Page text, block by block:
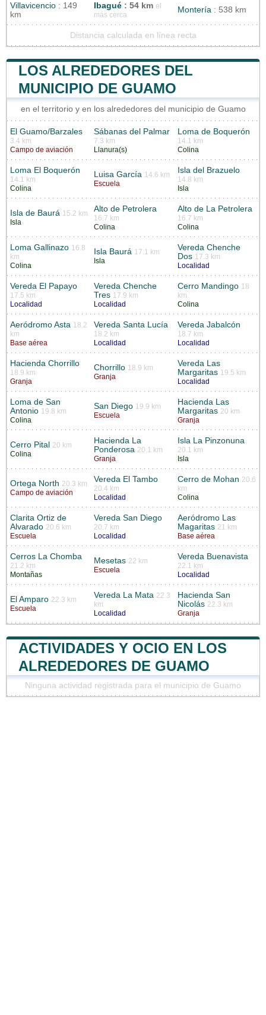
Villavicencio : 149
km
Ibagué : 54 km el
más cerca
Montería : 538 km
Distancia calculada en línea recta
LOS ALREDEDORES DEL
MUNICIPIO DE GUAMO
en el territorio y en los alrededores del municipio de Guamo
El Guamo/Barzales
3.4 km
Campo de aviación
Sábanas del Palmar
7.3 km
Llanura(s)
Loma de Boquerón
14.1 km
Colina
Loma El Boquerón
14.1 km
Colina
Luisa García 14.6 km
Escuela
Isla del Brazuelo
14.8 km
Isla
Isla de Baurá 15.2 km
Isla
Alto de Petrolera
16.7 km
Colina
Alto de La Petrolera
16.7 km
Colina
Loma Gallinazo 16.8
km
Colina
Isla Baurá 17.1 km
Isla
Vereda Chenche
Dos 17.3 km
Localidad
Vereda El Papayo
17.5 km
Localidad
Vereda Chenche
Tres 17.9 km
Localidad
Cerro Mandingo 18
km
Colina
Aeródromo Asta 18.2
km
Base aérea
Vereda Santa Lucía
18.2 km
Localidad
Vereda Jabalcón
18.7 km
Localidad
Hacienda Chorrillo
18.9 km
Granja
Chorrillo 18.9 km
Granja
Vereda Las
Margaritas 19.5 km
Localidad
Loma de San
Antonio 19.8 km
Colina
San Diego 19.9 km
Escuela
Hacienda Las
Margaritas 20 km
Granja
Cerro Pital
20 km
Colina
Hacienda La
Ponderosa 20.1 km
Granja
Isla La Pinzonuna
20.1 km
Isla
Ortega North 20.3 km
Campo de aviación
Vereda El Tambo
20.4 km
Localidad
Cerro de Mohan 20.6
km
Colina
Clarita Ortiz de
Alvarado 20.6 km
Escuela
Vereda San Diego
20.7 km
Localidad
Aeródromo Las
Magaritas 21 km
Base aérea
Cerros La Chomba
21.2 km
Montañas
Mesetas 22 km
Escuela
Vereda Buenavista
22.1 km
Localidad
El Amparo 22.3 km
Escuela
Vereda La Mata 22.3
km
Localidad
Hacienda San
Nicolás 22.3 km
Granja
ACTIVIDADES Y OCIO EN LOS
ALREDEDORES DE GUAMO
Ninguna actividad registrada para el municipio de Guamo